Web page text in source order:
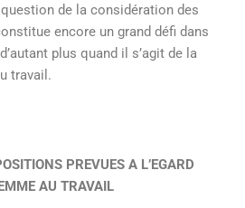
de la considération des
encore un grand défi dans
plus quand il s’agit de la
travail.
PREVUES A L’EGARD
AU TRAVAIL